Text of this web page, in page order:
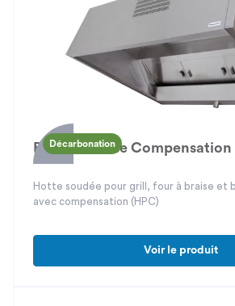
Décarbonation
Braseria Pulse Compensation
Hotte soudée pour grill, four à braise et
avec compensation (HPC)
Voir le produit